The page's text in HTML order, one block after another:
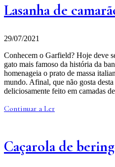
Lasanha de
29/07/2021
Conhecem o Garfield? Hoje deve
gato mais famoso da história da
homenageia o prato de massa
mundo. Afinal, que não gosta
deliciosamente feito em camadas
Continuar a Ler
Caçarola de